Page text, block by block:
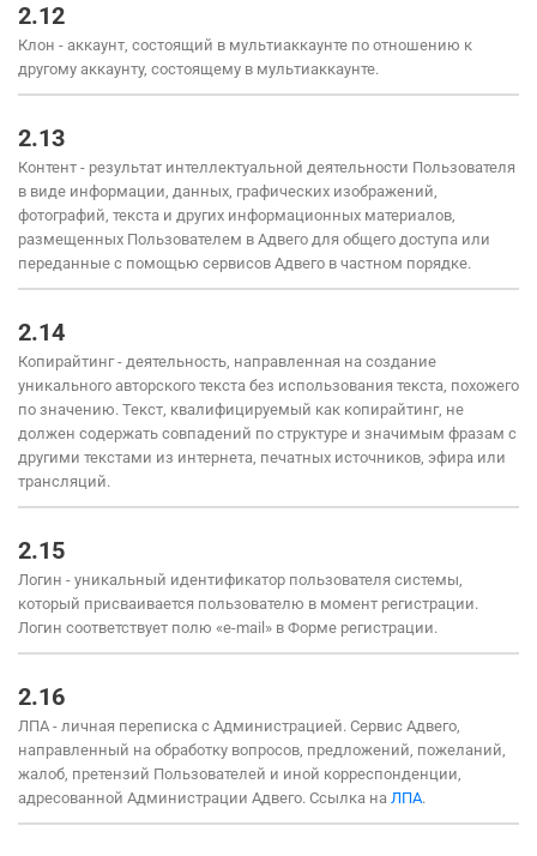
2.12
Клон - аккаунт, состоящий в мультиаккаунте по отношению к
другому аккаунту, состоящему в мультиаккаунте.
2.13
Контент - результат интеллектуальной деятельности Пользователя
в виде информации, данных, графических изображений,
фотографий, текста и других информационных материалов,
размещенных Пользователем в Адвего для общего доступа или
переданные с помощью сервисов Адвего в частном порядке.
2.14
Копирайтинг - деятельность, направленная на создание
уникального авторского текста без использования текста, похожего
по значению. Текст, квалифицируемый как копирайтинг, не
должен содержать совпадений по структуре и значимым фразам с
другими текстами из интернета, печатных источников, эфира или
трансляций.
2.15
Логин - уникальный идентификатор пользователя системы,
который присваивается пользователю в момент регистрации.
Логин соответствует полю «e-mail» в Форме регистрации.
2.16
ЛПА - личная переписка с Администрацией. Сервис Адвего,
направленный на обработку вопросов, предложений, пожеланий,
жалоб, претензий Пользователей и иной корреспонденции,
адресованной Администрации Адвего. Ссылка на ЛПА.